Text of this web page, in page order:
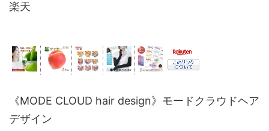
楽天
《MODE CLOUD hair design》モードクラウドヘア
デザイン